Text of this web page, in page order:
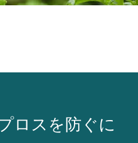
ロスを防ぐに